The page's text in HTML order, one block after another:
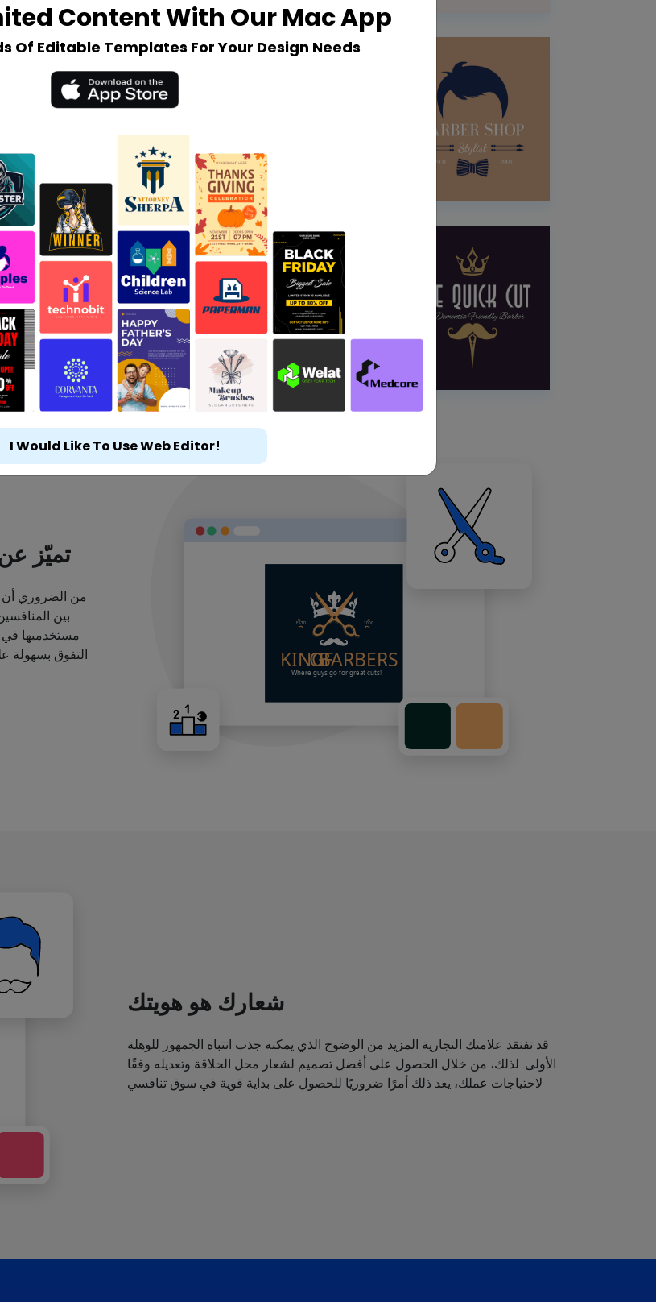
تميّز
من الضروري أن
بين
مستخدميها في
التفوق بسهولة
شعارك هو هويتك
قد تفتقد علامتك التجارية المزيد من الوضوح الذي يمكنه جذب انتباه الجمهور للوهلة
الأولى. لذلك، من خلال الحصول على أفضل تصميم لشعار محل الحلاقة وتعديله وفقًا
لاحتياجات عملك، يعد ذلك أمرًا ضروريًا للحصول على بداية قوية في سوق تنافسي
Content With Our Mac App
Of Editable Templates For Your Design Needs
I Would Like To Use Web Editor!